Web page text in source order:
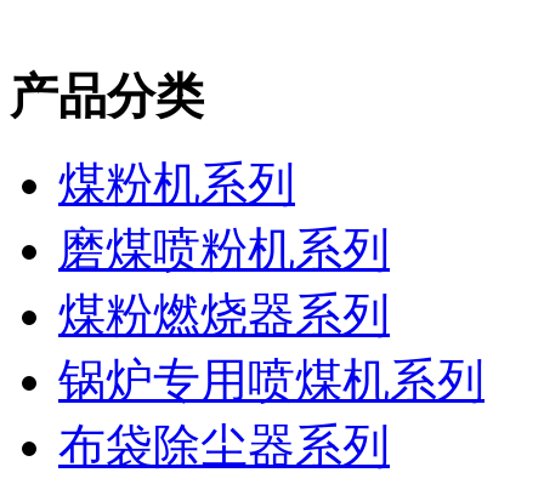
产品分类
煤粉机系列
磨煤喷粉机系列
煤粉燃烧器系列
锅炉专用喷煤机系列
布袋除尘器系列